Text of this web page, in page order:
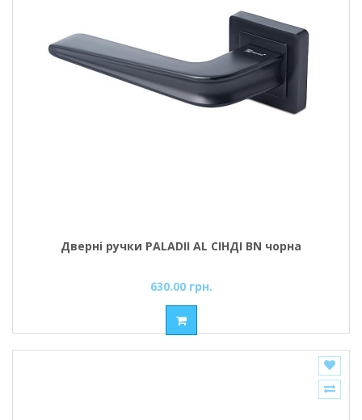
Дверні ручки PALADII AL СІНДІ BN чорна
630.00 грн.